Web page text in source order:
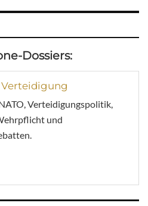
Dossiers:
Verteidigung
Verteidigungspolitik,
und